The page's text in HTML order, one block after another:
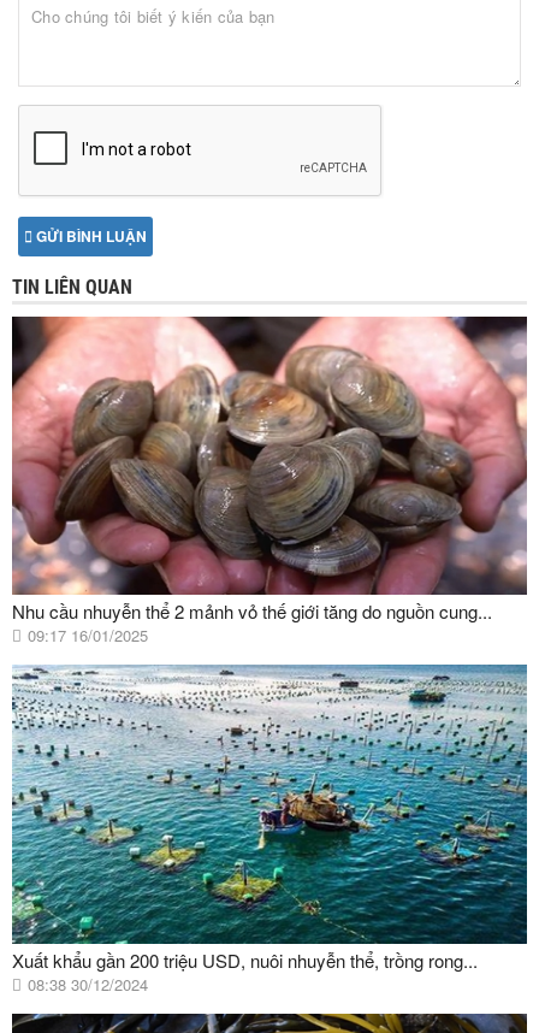
GỬI BÌNH LUẬN
TIN LIÊN QUAN
Nhu cầu nhuyễn thể 2 mảnh vỏ thế giới tăng do nguồn cung...
09:17 16/01/2025
Xuất khẩu gần 200 triệu USD, nuôi nhuyễn thể, trồng rong...
08:38 30/12/2024